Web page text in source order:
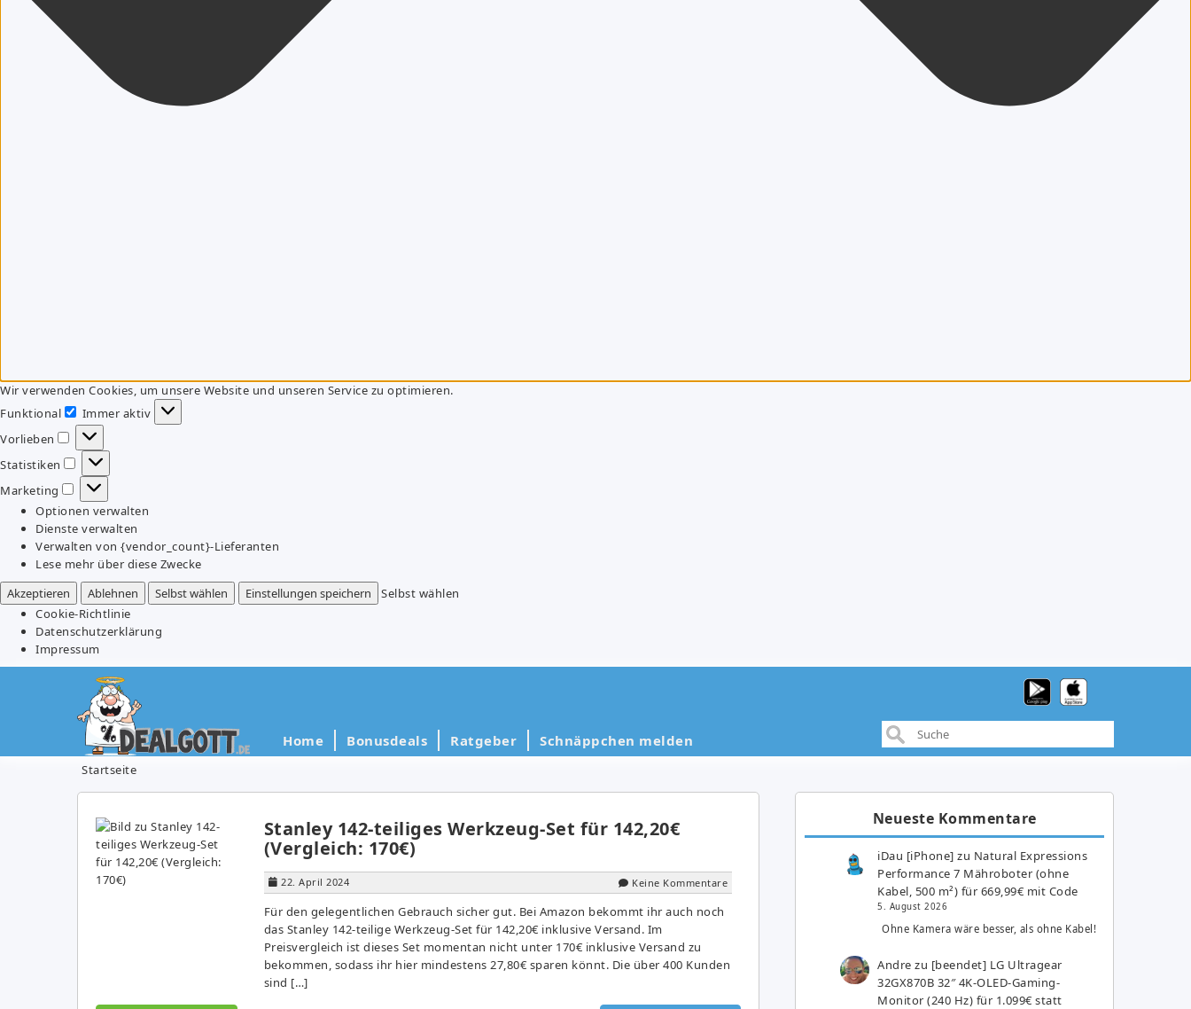
Wir verwenden Cookies, um unsere Website und unseren Service zu optimieren.
Funktional
Funktional
Immer aktiv
Vorlieben
Vorlieben
Statistiken
Statistiken
Marketing
Marketing
Optionen verwalten
Dienste verwalten
Verwalten von {vendor_count}-Lieferanten
Lese mehr über diese Zwecke
Akzeptieren
Ablehnen Selbst wählen Einstellungen speichern
Selbst wählen
Cookie-Richtlinie
Datenschutzerklärung
Impressum
Home Bonusdeals Ratgeber Schnäppchen melden
Startseite
Stanley 142-teiliges Werkzeug-Set für 142,20€
(Vergleich: 170€)
22. April 2024 Keine Kommentare
Für den gelegentlichen Gebrauch sicher gut. Bei Amazon bekommt ihr auch noch
das Stanley 142-teilige Werkzeug-Set für 142,20€ inklusive Versand. Im
Preisvergleich ist dieses Set momentan nicht unter 170€ inklusive Versand zu
bekommen, sodass ihr hier mindestens 27,80€ sparen könnt. Die über 400 Kunden
sind […]
Neueste Kommentare
iDau [iPhone] zu Natural Expressions
Performance 7 Mähroboter (ohne
Kabel, 500 m²) für 669,99€ mit Code
5. August 2026
Ohne Kamera wäre besser, als ohne Kabel!
Andre zu [beendet] LG Ultragear
32GX870B 32″ 4K-OLED-Gaming-
Monitor (240 Hz) für 1.099€ statt